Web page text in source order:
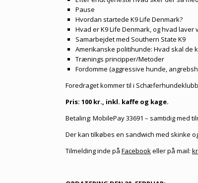
Pause
Hvordan startede K9 Life Denmark?
Hvad er K9 Life Denmark, og hvad laver
Samarbejdet med Southern State K9
Amerikanske politihunde: Hvad skal de
Trænings principper/Metoder
Fordomme (aggressive hunde,
Foredraget kommer til i
Pris: 100 kr., inkl. kaffe og kage.
Betaling: MobilePay 33691 – samtidig med
Der kan tilkøbes en sandwich med skinke
Tilmelding inde på Facebookeller på mail: